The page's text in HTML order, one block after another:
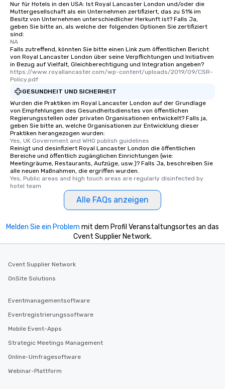
Nur für Hotels in den USA: Ist Royal Lancaster London und/oder die
Muttergesellschaft als ein Unternehmen zertifiziert, das zu 51% im
Besitz von Unternehmen unterschiedlicher Herkunft ist? Falls Ja,
geben Sie bitte an, als welche der folgenden Optionen Sie zertifiziert
sind:
NA
Falls zutreffend, könnten Sie bitte einen Link zum öffentlichen Bericht
von Royal Lancaster London über seine Verpflichtungen und Initiativen
in Bezug auf Vielfalt, Gleichberechtigung und Integration angeben?
https://www.royallancaster.com/wp-content/uploads/2019/09/CSR-
Policy.pdf
GESUNDHEIT UND SICHERHEIT
Wurden die Praktiken im Royal Lancaster London auf der Grundlage
von Empfehlungen des Gesundheitsdienstes von öffentlichen
Regierungsstellen oder privaten Organisationen entwickelt? Falls ja,
geben Sie bitte an, welche Organisationen zur Entwicklung dieser
Praktiken herangezogen wurden:
Yes, UK Government and WHO publish guidelines
Reinigt und desinfiziert Royal Lancaster London die öffentlichen
Bereiche und öffentlich zugänglichen Einrichtungen (wie:
Meetingräume, Restaurants, Aufzüge, usw.)? Falls Ja, beschreiben Sie
alle neuen Maßnahmen, die ergriffen wurden.
Yes, Public areas and high touch areas are regularly disinfected by
hotel team
Alle FAQs anzeigen
Melden Sie ein Problem mit dem Profil Veranstaltungsortes an das
Cvent Supplier Network.
Cvent Supplier Network
OnSite Solutions
Eventmanagementsoftware
Eventregistrierungssoftware
Mobile Event-Apps
Strategic Meetings Management
Online-Umfragesoftware
Webinar-Plattform